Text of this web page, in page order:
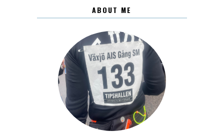
ABOUT ME